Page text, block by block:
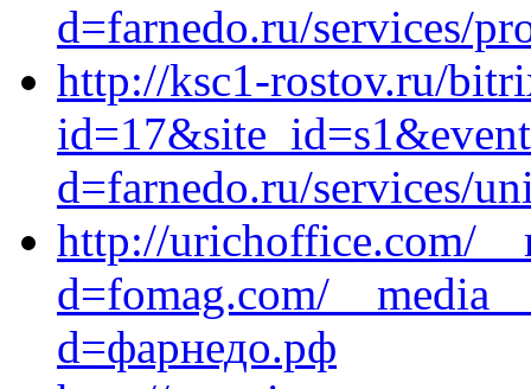
d=farnedo.ru/services/
http://ksc1-rostov.ru/
d=farnedo.ru/services/
http://urichoffice.com/
d=fomag.com/
d=фарнедо.рф